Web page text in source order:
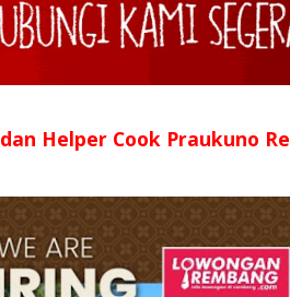
Helper Cook Praukuno